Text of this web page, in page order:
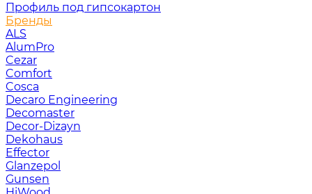
Профиль под гипсокартон
Бренды
ALS
AlumPro
Cezar
Comfort
Cosca
Decaro Engineering
Decomaster
Decor-Dizayn
Dekohaus
Effector
Glanzepol
Gunsen